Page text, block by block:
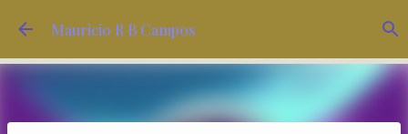
Pular para o conteúdo principal
Mauricio R B Campos